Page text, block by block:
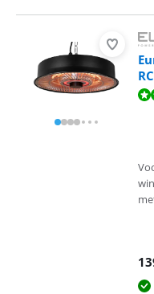
RC
Beoordeling is 9,3 van de